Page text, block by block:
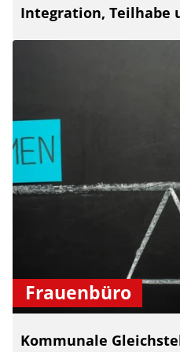
Integration, Teilhabe
Frauenbüro
Kommunale